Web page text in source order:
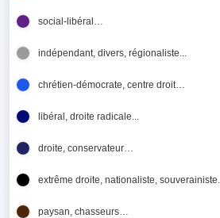
social-libéral…
indépendant, divers, régionaliste...
chrétien-démocrate, centre droit…
libéral, droite radicale...
droite, conservateur…
extrême droite, nationaliste, souverainiste...
paysan, chasseurs…